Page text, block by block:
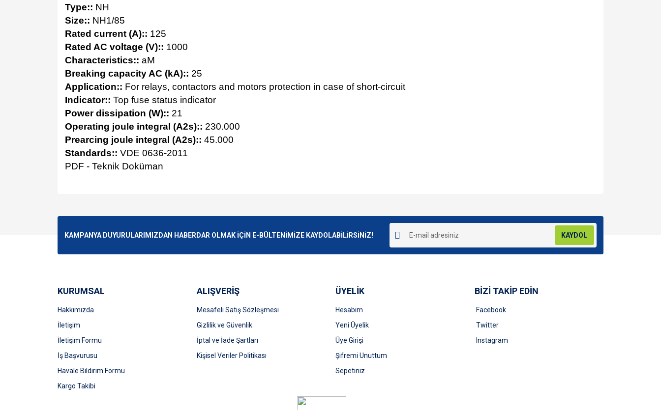
Type:: NH
Size:: NH1/85
Rated current (A):: 125
Rated AC voltage (V):: 1000
Characteristics:: aM
Breaking capacity AC (kA):: 25
Application:: For relays, contactors and motors protection in case of short-circuit
Indicator:: Top fuse status indicator
Power dissipation (W):: 21
Operating joule integral (A2s):: 230.000
Prearcing joule integral (A2s):: 45.000
Standards:: VDE 0636-2011
PDF - Teknik Doküman
Ürün resmi kalitesiz, bozuk veya görüntülenemiyor.
Bu ürüne benzer farklı alternatifler olmalı.
Gönder
KAMPANYA DUYURULARIMIZDAN HABERDAR OLMAK İÇİN E-BÜLTENİMİZE KAYDOLABİLİRSİNİZ! KAYDOL
KURUMSAL
Hakkımızda
İletişim
İletişim Formu
İş Başvurusu
Havale Bildirim Formu
Kargo Takibi
ALIŞVERİŞ
Mesafeli Satış Sözleşmesi
Gizlilik ve Güvenlik
İptal ve İade Şartları
Kişisel Veriler Politikası
ÜYELİK
Hesabım
Yeni Üyelik
Üye Girişi
Şifremi Unuttum
Sepetiniz
BİZİ TAKİP EDİN
Facebook
Twitter
Instagram